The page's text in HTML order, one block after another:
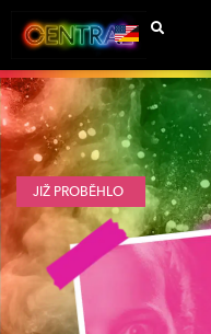
JIŽ PROBĚHLO